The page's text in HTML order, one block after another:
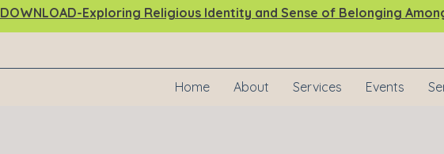
DOWNLOAD-Exploring Religious Identity and Sense of Belonging
Home About Services Events